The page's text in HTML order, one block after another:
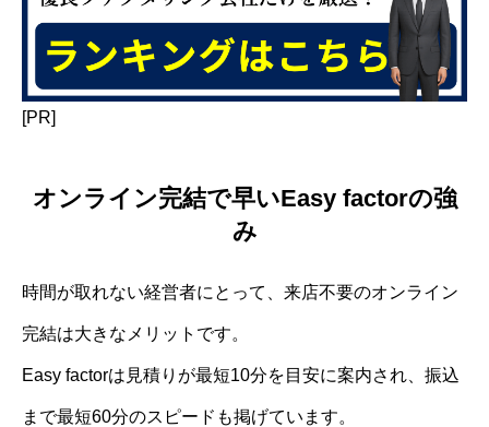
[PR]
オンライン完結で早いEasy factorの強
み
時間が取れない経営者にとって、来店不要のオンライン
完結は大きなメリットです。
Easy factorは見積りが最短10分を目安に案内され、振込
まで最短60分のスピードも掲げています。